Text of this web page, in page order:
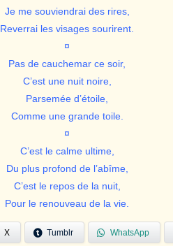
Je me souviendrai des rires,
Reverrai les visages sourirent.
¤
Pas de cauchemar ce soir,
C’est une nuit noire,
Parsemée d’étoile,
Comme une grande toile.
¤
C’est le calme ultime,
Du plus profond de l’abîme,
C’est le repos de la nuit,
Pour le renouveau de la vie.
X Tumblr WhatsApp